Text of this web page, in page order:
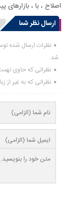
اصلاح ،با ،بازارهای
ارسال نظر شما
انتشار یافته : 0
نظرات ارسال شده
شد.
نظراتی که حاوی
نظراتی که به غیر از